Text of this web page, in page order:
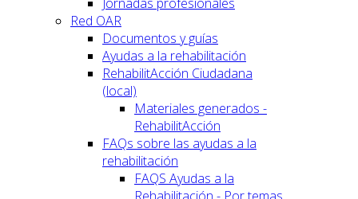
Red OAR
Documentos y guías
Ayudas a la rehabilitación
RehabilitAcción Ciudadana
(local)
Materiales generados -
RehabilitAcción
FAQs sobre las ayudas a la
rehabilitación
FAQS Ayudas a la